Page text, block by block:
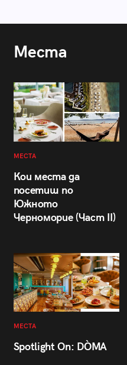
Места
МЕСТА
Кои места да
посетиш по
Южното
Черноморие (Част II)
МЕСТА
Spotlight On: DÒMA